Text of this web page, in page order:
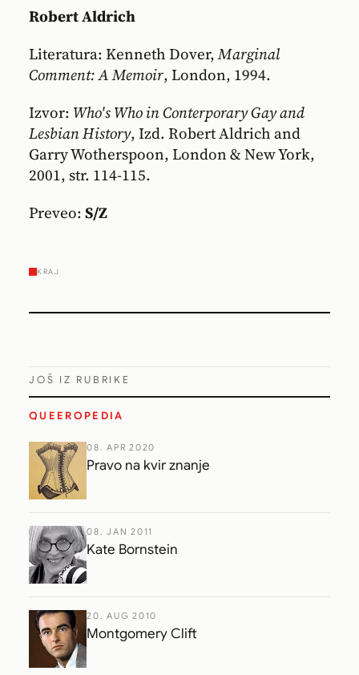
Robert Aldrich
Literatura: Kenneth Dover,Marginal
Comment: A Memoir, London, 1994.
Izvor: Who's Who in Conterporary Gay and
Lesbian History, Izd. Robert Aldrich and
Garry Wotherspoon, London & New York,
2001, str. 114-115.
Preveo:S/Z
KRAJ
JOŠ IZ RUBRIKE
QUEEROPEDIA
08. APR 2020
Pravo na kvir znanje
08. JAN 2011
Kate Bornstein
20. AUG 2010
Montgomery Clift